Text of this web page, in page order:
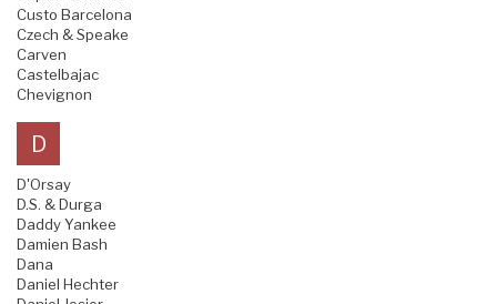
Custo Barcelona
Czech & Speake
Carven
Castelbajac
Chevignon
D
D'Orsay
D.S. & Durga
Daddy Yankee
Damien Bash
Dana
Daniel Hechter